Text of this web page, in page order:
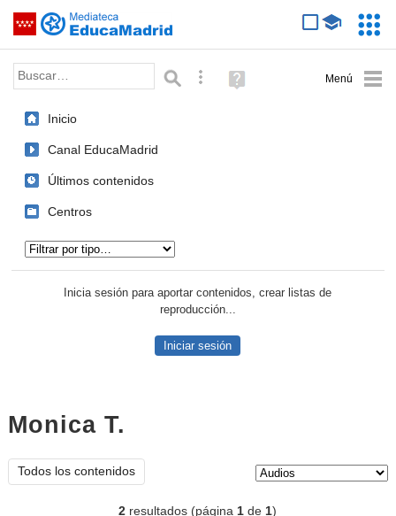
Saltar navegación
Palabra o frase: Búsqueda avanzada
Ayuda
(en
Inicio
Canal EducaMadrid
Últimos contenidos
Centros
Inicia sesión para aportar contenidos, crear listas de
reproducción...
Iniciar sesión
Monica T.
Todos los contenidos
2 resultados (página1 de1)